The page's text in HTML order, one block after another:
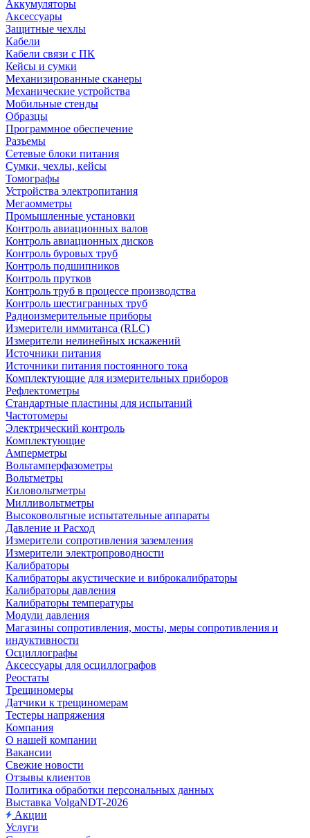
Аккумуляторы
Аксессуары
Защитные чехлы
Кабели
Кабели связи с ПК
Кейсы и сумки
Механизированные сканеры
Механические устройства
Мобильные стенды
Образцы
Программное обеспечение
Разъемы
Сетевые блоки питания
Сумки, чехлы, кейсы
Томографы
Устройства электропитания
Мегаомметры
Промышленные установки
Контроль авиационных валов
Контроль авиационных дисков
Контроль буровых труб
Контроль подшипников
Контроль прутков
Контроль труб в процессе производства
Контроль шестигранных труб
Радиоизмерительные приборы
Измерители иммитанса (RLC)
Измерители нелинейных искажений
Источники питания
Источники питания постоянного тока
Комплектующие для измерительных приборов
Рефлектометры
Стандартные пластины для испытаний
Частотомеры
Электрический контроль
Комплектующие
Амперметры
Вольтамперфазометры
Вольтметры
Киловольтметры
Милливольтметры
Высоковольтные испытательные аппараты
Давление и Расход
Измерители сопротивления заземления
Измерители электропроводности
Калибраторы
Калибраторы акустические и виброкалибраторы
Калибраторы давления
Калибраторы температуры
Модули давления
Магазины сопротивления, мосты, меры сопротивления и
индуктивности
Осциллографы
Аксессуары для осциллографов
Реостаты
Трещиномеры
Датчики к трещиномерам
Тестеры напряжения
Компания
О нашей компании
Вакансии
Свежие новости
Отзывы клиентов
Политика обработки персональных данных
Выставка VolgaNDT-2026
Акции
Услуги